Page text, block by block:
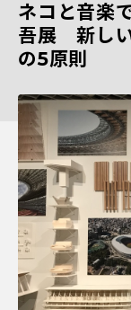
ネコと音楽
吾展 新し
の5原則​​